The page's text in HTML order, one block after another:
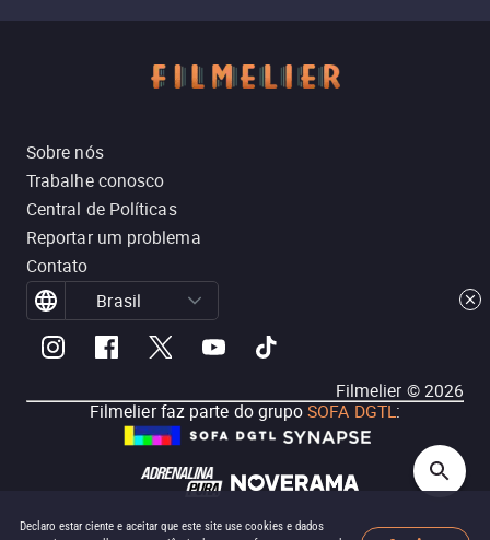
Declaro estar ciente e aceitar que este site use cookies e dados
Sobre nós
Trabalhe conosco
Central de Políticas
Reportar um problema
Contato
Brasil
Filmelier ©2026
Filmelier faz parte do grupoSOFA DGTL: